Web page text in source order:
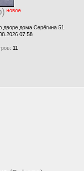
новое
дворе дома Серёгина 51.
07:58
11